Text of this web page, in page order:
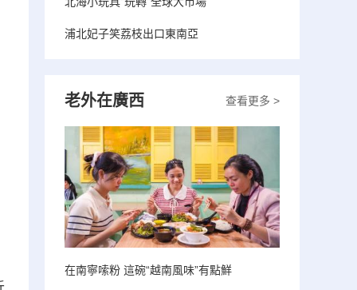
浦北妃子笑荔枝出口東南亞
查看更多 >
老外在廣西
在南寧嗦粉 這碗“越南風味”有點鮮